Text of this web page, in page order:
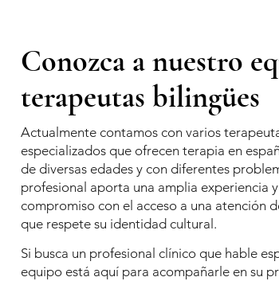
Conozca a nuestro
terapeutas bilingües
Actualmente contamos con varios
especializados que ofrecen terapia en
de diversas edades y con diferentes
profesional aporta una amplia experiencia
compromiso con el acceso a una atención
que respete su identidad cultural.
Si busca un profesional clínico que hable
equipo está aquí para acompañarle en su